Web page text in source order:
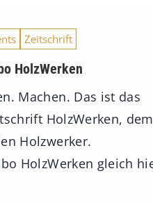
Zeitschrift
HolzWerken
Machen. Das ist das
HolzWerken, dem
Holzwerker.
HolzWerken gleich